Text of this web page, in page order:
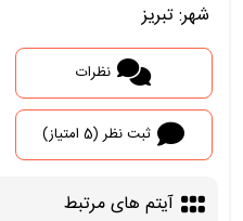
شهر: تبریز
نظرات
ثبت نظر (5 امتیاز)
آیتم های مرتبط